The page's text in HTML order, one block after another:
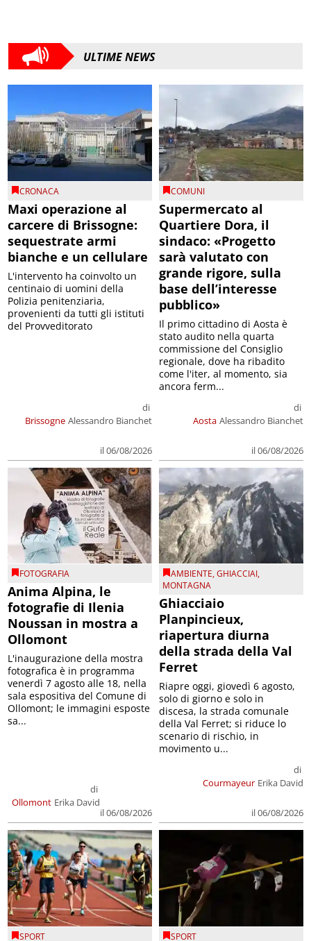
ULTIME NEWS
CRONACA
Maxi operazione al
carcere di Brissogne:
sequestrate armi
bianche e un cellulare
Brissogne
di
Alessandro Bianchet
il 06/08/2026
L'intervento ha coinvolto un
centinaio di uomini della
Polizia penitenziaria,
provenienti da tutti gli istituti
del Provveditorato
COMUNI
Supermercato al
Quartiere Dora, il
sindaco: «Progetto
sarà valutato con
grande rigore, sulla
base dell’interesse
pubblico»
Aosta
di
Alessandro Bianchet
il 06/08/2026
Il primo cittadino di Aosta è
stato audito nella quarta
commissione del Consiglio
regionale, dove ha ribadito
come l'iter, al momento, sia
ancora ferm...
FOTOGRAFIA
Anima Alpina, le
fotografie di Ilenia
Noussan in mostra a
Ollomont
Ollomont
di
Erika David
il 06/08/2026
L'inaugurazione della mostra
fotografica è in programma
venerdì 7 agosto alle 18, nella
sala espositiva del Comune di
Ollomont; le immagini esposte
sa...
AMBIENTE,GHIACCIAI,
MONTAGNA
Ghiacciaio
Planpincieux,
riapertura diurna
della strada della Val
Ferret
Courmayeur
di
Erika David
il 06/08/2026
Riapre oggi, giovedì 6 agosto,
solo di giorno e solo in
discesa, la strada comunale
della Val Ferret; si riduce lo
scenario di rischio, in
movimento u...
SPORT SPORT